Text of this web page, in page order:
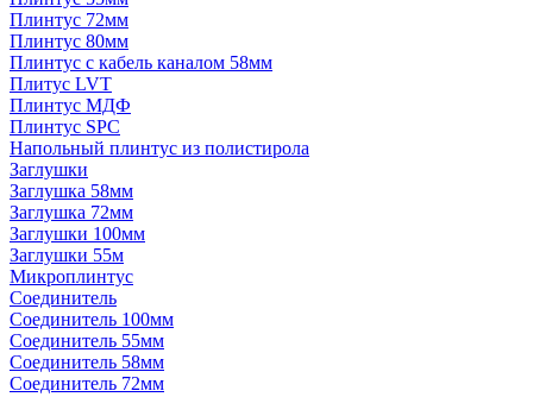
Плинтус 72мм
Плинтус 80мм
Плинтус с кабель каналом 58мм
Плитус LVT
Плинтус МДФ
Плинтус SPC
Напольный плинтус из полистирола
Заглушки
Заглушка 58мм
Заглушка 72мм
Заглушки 100мм
Заглушки 55м
Микроплинтус
Соединитель
Соединитель 100мм
Соединитель 55мм
Соединитель 58мм
Соединитель 72мм